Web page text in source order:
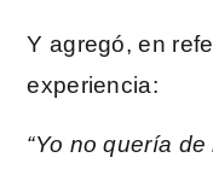
Y agregó, en
experiencia:
“Yo no quería